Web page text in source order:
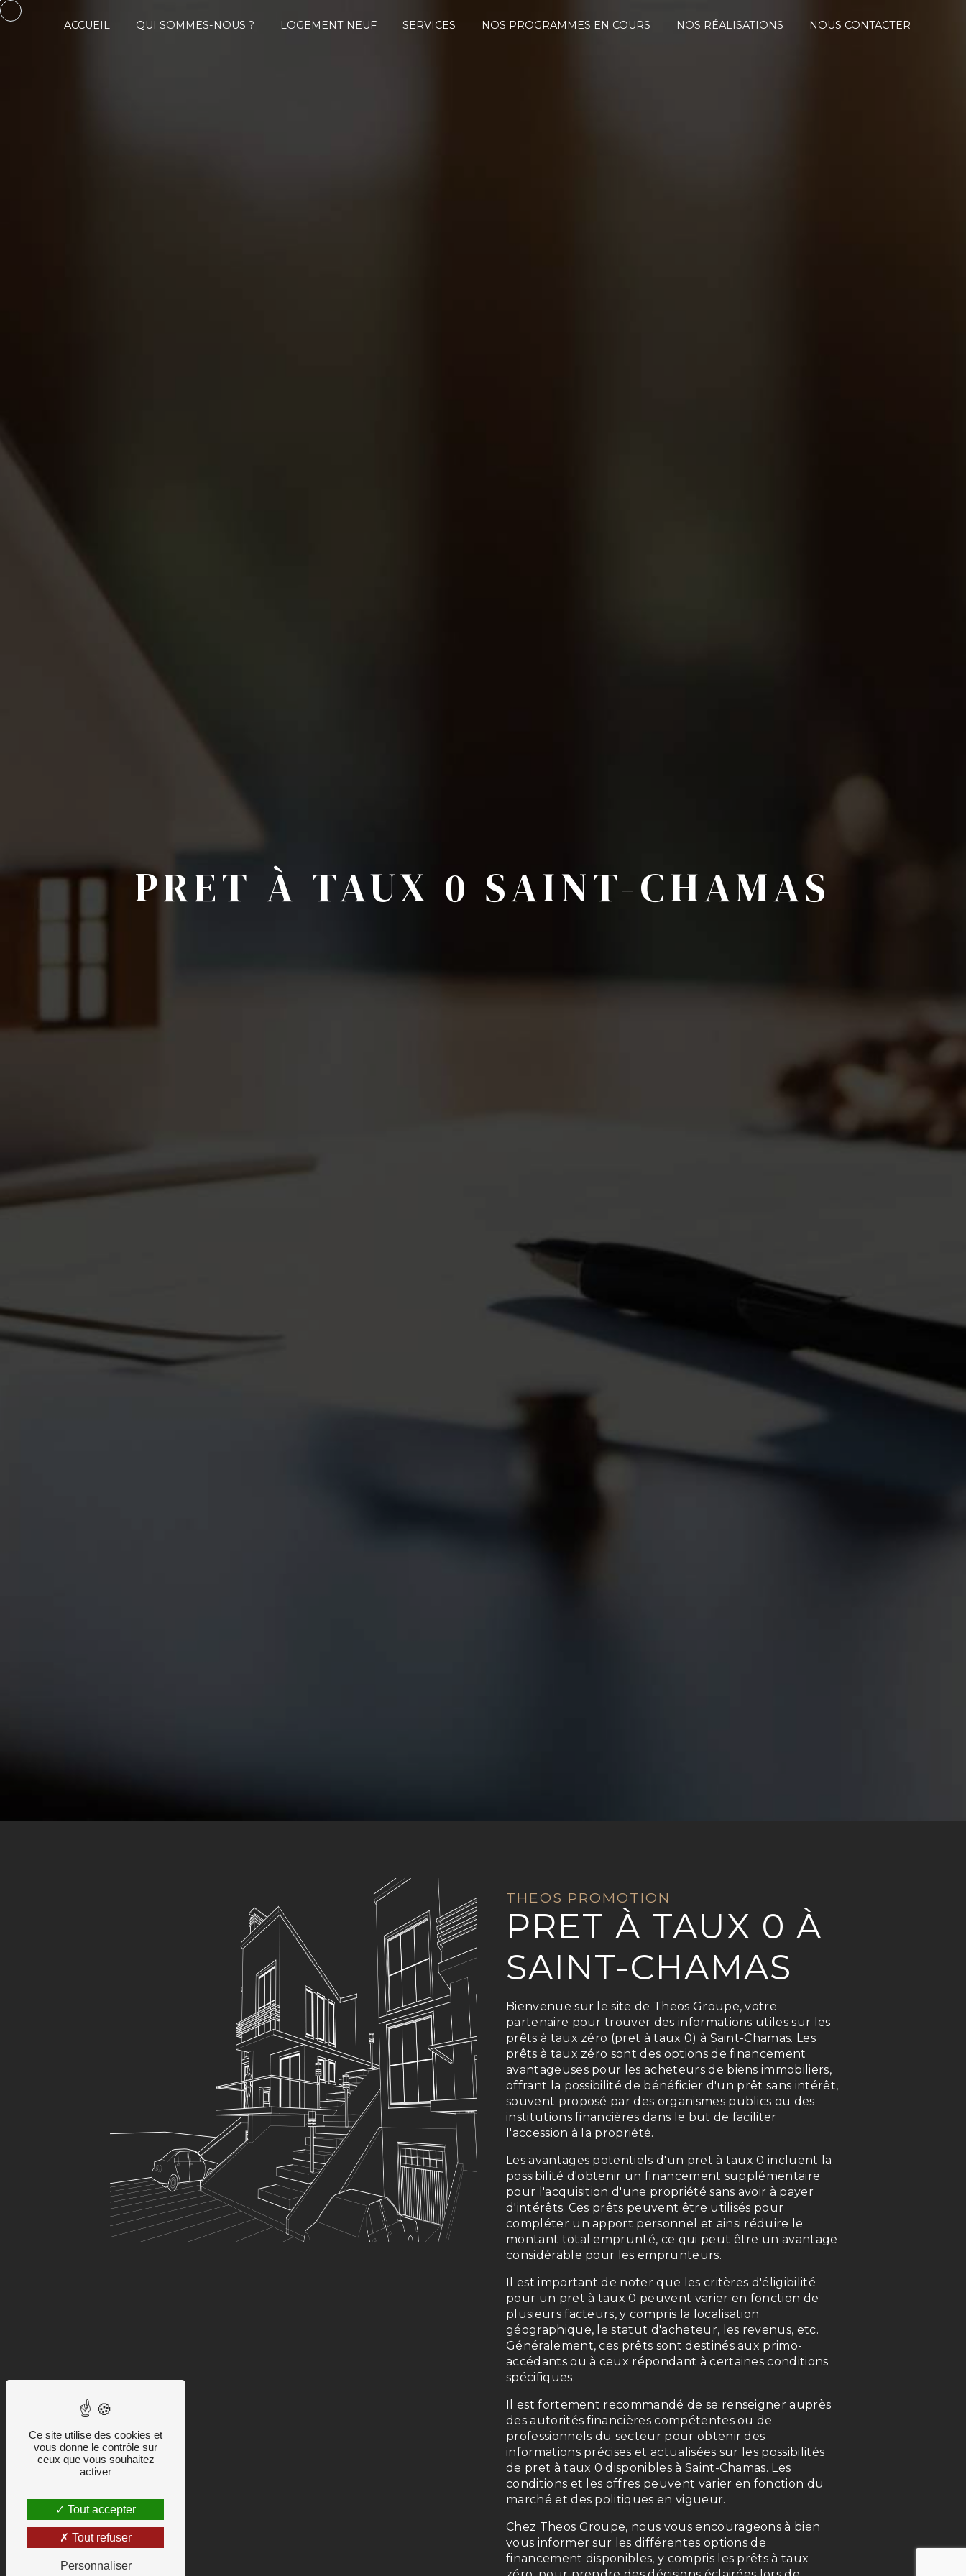
ACCUEIL QUI SOMMES-NOUS ? LOGEMENT NEUF SERVICES NOS PROGRAMMES EN COURS NOS RÉALISATIONS NOUS CONTACTER
PRET À TAUX 0 SAINT-CHAMAS
THEOS PROMOTION
PRET À TAUX 0 À
SAINT-CHAMAS
Bienvenue sur le site de Theos Groupe, votre
partenaire pour trouver des informations utiles sur les
prêts à taux zéro (pret à taux 0) à Saint-Chamas. Les
prêts à taux zéro sont des options de financement
avantageuses pour les acheteurs de biens immobiliers,
offrant la possibilité de bénéficier d'un prêt sans intérêt,
souvent proposé par des organismes publics ou des
institutions financières dans le but de faciliter
l'accession à la propriété.
Les avantages potentiels d'un pret à taux 0 incluent la
possibilité d'obtenir un financement supplémentaire
pour l'acquisition d'une propriété sans avoir à payer
d'intérêts. Ces prêts peuvent être utilisés pour
compléter un apport personnel et ainsi réduire le
montant total emprunté, ce qui peut être un avantage
considérable pour les emprunteurs.
Il est important de noter que les critères d'éligibilité
pour un pret à taux 0 peuvent varier en fonction de
plusieurs facteurs, y compris la localisation
géographique, le statut d'acheteur, les revenus, etc.
Généralement, ces prêts sont destinés aux primo-
accédants ou à ceux répondant à certaines conditions
spécifiques.
Il est fortement recommandé de se renseigner auprès
des autorités financières compétentes ou de
professionnels du secteur pour obtenir des
informations précises et actualisées sur les possibilités
de pret à taux 0 disponibles à Saint-Chamas. Les
conditions et les offres peuvent varier en fonction du
marché et des politiques en vigueur.
Chez Theos Groupe, nous vous encourageons à bien
vous informer sur les différentes options de
financement disponibles, y compris les prêts à taux
Panneau de gestion des cookies
Ce site utilise des cookies et
vous donne le contrôle sur
ceux que vous souhaitez
activer
Tout accepter
Tout refuser
Personnaliser